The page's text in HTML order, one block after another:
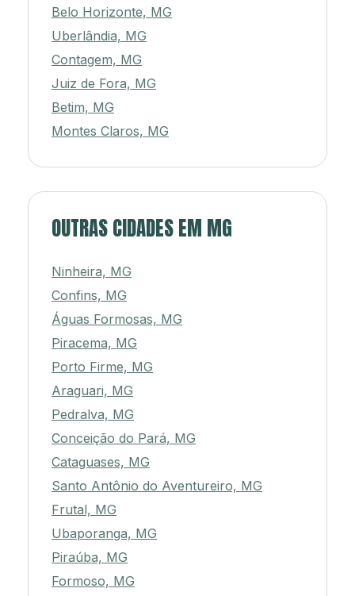
Belo Horizonte, MG
Uberlândia, MG
Contagem, MG
Juiz de Fora, MG
Betim, MG
Montes Claros, MG
OUTRAS CIDADES EM MG
Ninheira, MG
Confins, MG
Águas Formosas, MG
Piracema, MG
Porto Firme, MG
Araguari, MG
Pedralva, MG
Conceição do Pará, MG
Cataguases, MG
Santo Antônio do Aventureiro, MG
Frutal, MG
Ubaporanga, MG
Piraúba, MG
Formoso, MG